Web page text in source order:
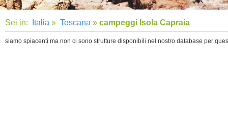
Sei in: Italia » Toscana » campeggi Isola Capraia
siamo spiacenti ma non ci sono strutture disponibili nel nostro database per